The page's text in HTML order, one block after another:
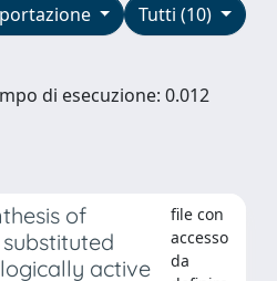
Tutti (10)
di esecuzione: 0.012
of
active
file con
accesso
da